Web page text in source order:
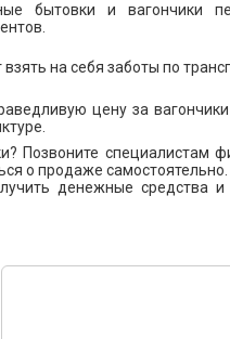
бытовки и вагончики
на себя заботы по
цену за
Позвоните специалистам
о продаже
денежные средства